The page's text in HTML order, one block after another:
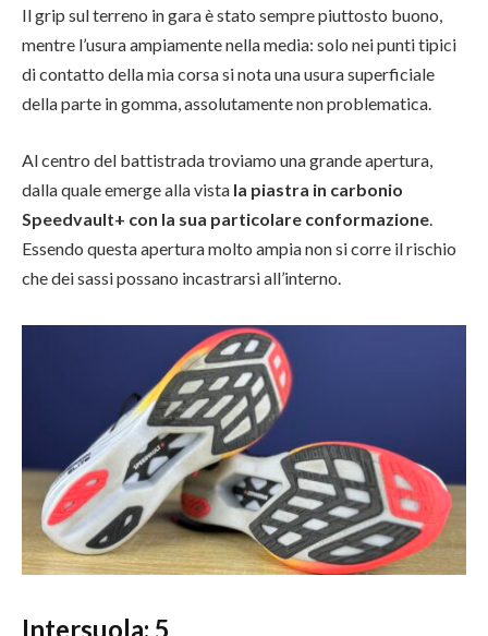
Il grip sul terreno in gara è stato sempre piuttosto buono,
mentre l’usura ampiamente nella media: solo nei punti tipici
di contatto della mia corsa si nota una usura superficiale
della parte in gomma, assolutamente non problematica.
Al centro del battistrada troviamo una grande apertura,
dalla quale emerge alla vista la piastra in carbonio
Speedvault+ con la sua particolare conformazione.
Essendo questa apertura molto ampia non si corre il rischio
che dei sassi possano incastrarsi all’interno.
Intersuola: 5